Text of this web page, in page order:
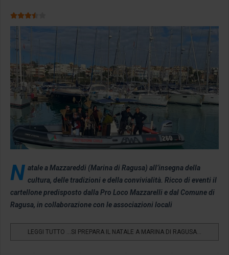
Valutazione attuale:
N atale a Mazzareddi (Marina di Ragusa) all’insegna della
cultura, delle tradizioni e della convivialità. Ricco di eventi il
cartellone predisposto dalla Pro Loco Mazzarelli e dal Comune di
Ragusa, in collaborazione con le associazioni locali
LEGGI TUTTO …SI PREPARA IL NATALE A MARINA DI RAGUSA...